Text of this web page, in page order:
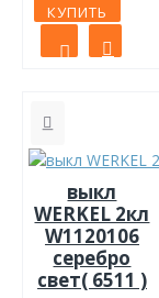
КУПИТЬ
выкл
WERKEL 2кл
W1120106
серебро
свет( 6511 )